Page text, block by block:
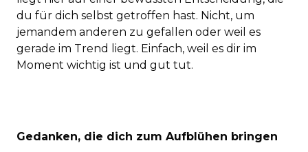
du für dich selbst getroffen hast. Nicht, um
jemandem anderen zu gefallen oder weil es
gerade im Trend liegt. Einfach, weil es dir im
Moment wichtig ist und gut tut.
Gedanken, die dich zum Aufblühen bringen